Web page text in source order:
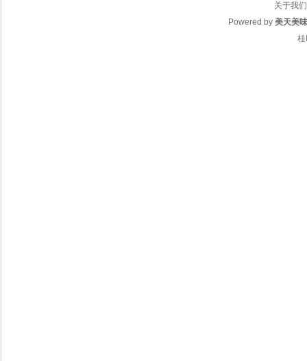
关于我们
Powered by 美天美味